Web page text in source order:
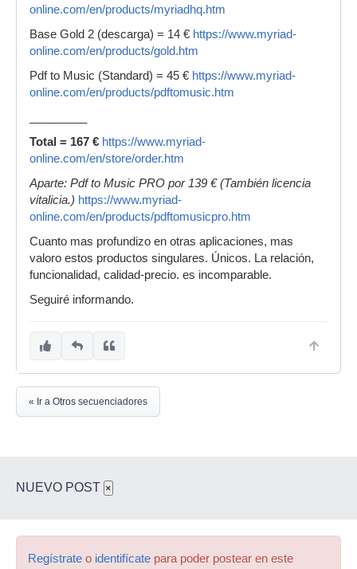
online.com/en/products/myriadhq.htm
Base Gold 2 (descarga) = 14 € https://www.myriad-
online.com/en/products/gold.htm
Pdf to Music (Standard) = 45 € https://www.myriad-
online.com/en/products/pdftomusic.htm
Total = 167 € https://www.myriad-
online.com/en/store/order.htm
Aparte: Pdf to Music PRO por 139 € (También licencia
vitalicia.) https://www.myriad-
online.com/en/products/pdftomusicpro.htm
Cuanto mas profundizo en otras aplicaciones, mas
valoro estos productos singulares. Únicos. La relación,
funcionalidad, calidad-precio. es incomparable.
Seguiré informando.
« Ir a Otros secuenciadores
NUEVO POST ×
Regístrate o identifícate para poder postear en este